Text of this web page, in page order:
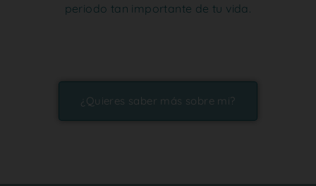
periodo tan importante de tu vida.
¿Quieres saber más sobre mi?